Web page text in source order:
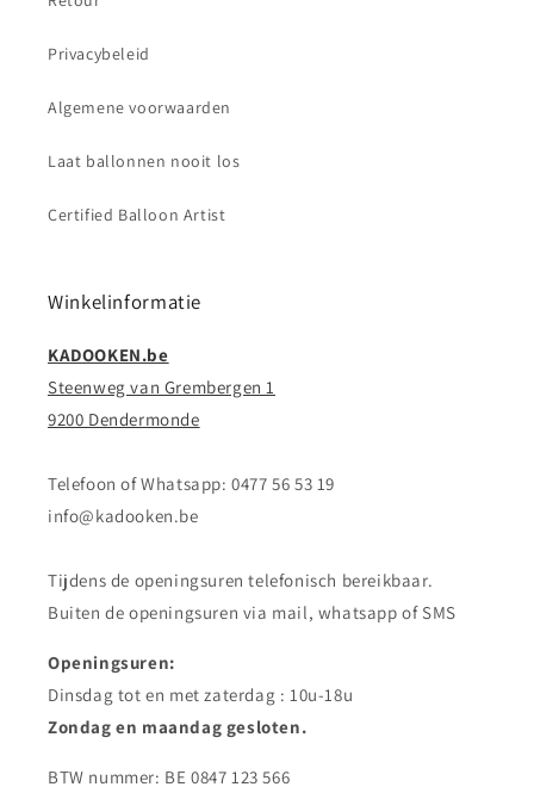
Privacybeleid
Algemene voorwaarden
Laat ballonnen nooit los
Certified Balloon Artist
Winkelinformatie
KADOOKEN.be
Steenweg van Grembergen 1
9200 Dendermonde
Telefoon of Whatsapp: 0477 56 53 19
info@kadooken.be
Tijdens de openingsuren telefonisch bereikbaar.
Buiten de openingsuren via mail, whatsapp of SMS
Openingsuren:
Dinsdag tot en met zaterdag : 10u-18u
Zondag en maandag gesloten.
BTW nummer: BE 0847 123 566